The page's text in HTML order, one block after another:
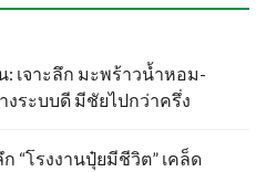
เจาะลึก มะพร้าวน้ำหอม-
ระบบดี มีชัยไปกว่าครึ่ง
“โรงงานปุ๋ยมีชีวิต” เคล็ด